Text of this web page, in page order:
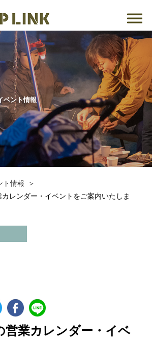
ベント情報
ト情報
レンダー・イベントをご案内いたしま
営業カレンダー・イベ